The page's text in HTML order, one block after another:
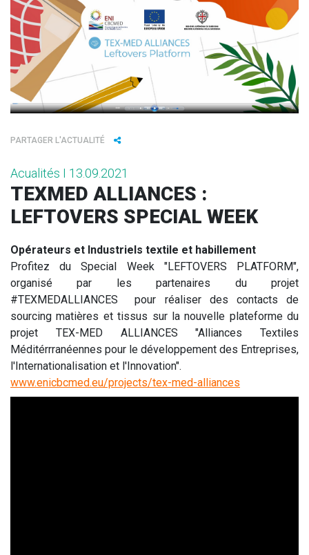
PARTAGER L'ACTUALITÉ
Acualités I 13.09.2021
TEXMED ALLIANCES :
LEFTOVERS SPECIAL WEEK
Opérateurs et Industriels textile et habillement
Profitez du Special Week "LEFTOVERS PLATFORM",
organisé par les partenaires du projet
#TEXMEDALLIANCES pour réaliser des contacts de
sourcing matières et tissus sur la nouvelle plateforme du
projet TEX-MED ALLIANCES "Alliances Textiles
Méditérrranéennes pour le développement des Entreprises,
l'Internationalisation et l'Innovation".
www.enicbcmed.eu/projects/tex-med-alliances